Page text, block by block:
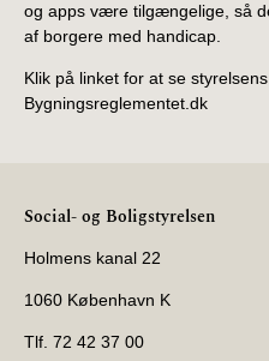
og apps være tilgængelige, så
af borgere med handicap.
Klik på linket for at se
Bygningsreglementet.dk
Social- og Boligstyrelsen
Holmens kanal 22
1060 København K
Tlf. 72 42 37 00